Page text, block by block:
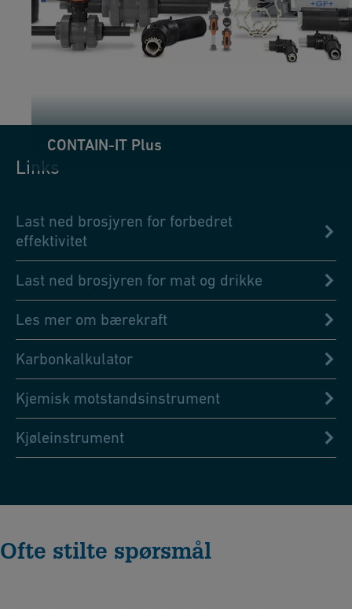
CONTAIN-IT Plus
Links
Last ned brosjyren for forbedret
effektivitet
Last ned brosjyren for mat og drikke
Les mer om bærekraft
Karbonkalkulator
Kjemisk motstandsinstrument
Kjøleinstrument
Ofte stilte spørsmål